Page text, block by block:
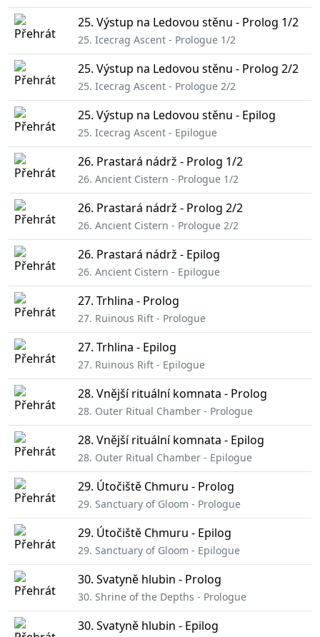
25. Výstup na Ledovou stěnu - Prolog 1/2
25. Icecrag Ascent - Prologue 1/2
25. Výstup na Ledovou stěnu - Prolog 2/2
25. Icecrag Ascent - Prologue 2/2
25. Výstup na Ledovou stěnu - Epilog
25. Icecrag Ascent - Epilogue
26. Prastará nádrž - Prolog 1/2
26. Ancient Cistern - Prologue 1/2
26. Prastará nádrž - Prolog 2/2
26. Ancient Cistern - Prologue 2/2
26. Prastará nádrž - Epilog
26. Ancient Cistern - Epilogue
27. Trhlina - Prolog
27. Ruinous Rift - Prologue
27. Trhlina - Epilog
27. Ruinous Rift - Epilogue
28. Vnější rituální komnata - Prolog
28. Outer Ritual Chamber - Prologue
28. Vnější rituální komnata - Epilog
28. Outer Ritual Chamber - Epilogue
29. Útočiště Chmuru - Prolog
29. Sanctuary of Gloom - Prologue
29. Útočiště Chmuru - Epilog
29. Sanctuary of Gloom - Epilogue
30. Svatyně hlubin - Prolog
30. Shrine of the Depths - Prologue
30. Svatyně hlubin - Epilog